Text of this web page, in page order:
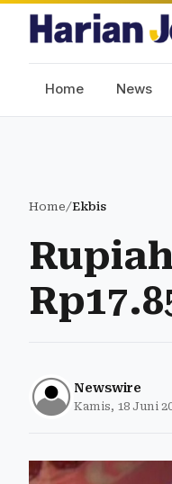
Home News
Home/Ekbis
Newswire
Kamis, 18 Juni